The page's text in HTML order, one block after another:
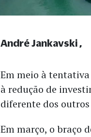
Em meio à
à redução de
diferente dos
Em março, o braço
André Jankavski